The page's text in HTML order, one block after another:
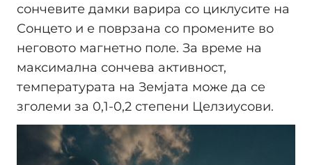
сончевите дамки варира со циклусите на
Сонцето и е поврзана со промените во
неговото магнетно поле. За време на
максимална сончева активност,
температурата на Земјата може да се
зголеми за 0,1-0,2 степени Целзиусови.